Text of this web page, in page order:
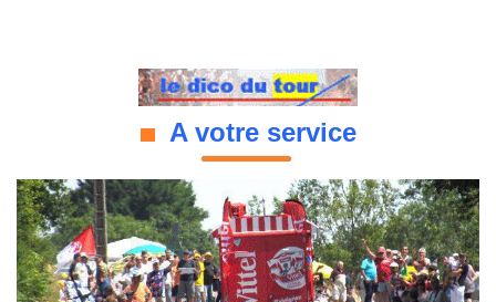
A votre service